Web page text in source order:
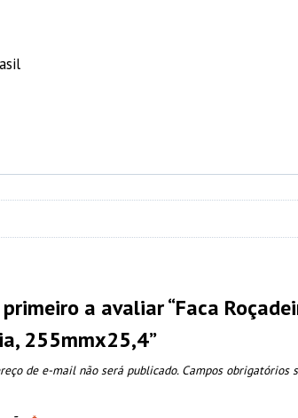
a avaliar “Faca
255mmx25,4”
de e-mail não será publicado. Campos obrigatórios